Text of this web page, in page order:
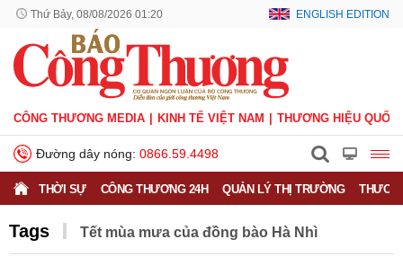
Thứ Bảy, 08/08/2026 01:20 ENGLISH EDITION
CÔNG THƯƠNG MEDIA KINH TẾ VIỆT NAM THƯƠNG HIỆU QUỐC
Đường dây nóng: 0866.59.4498
THỜI SỰ CÔNG THƯƠNG 24H QUẢN LÝ THỊ TRƯỜNG
Tags Tết mùa mưa của đồng bào Hà Nhì